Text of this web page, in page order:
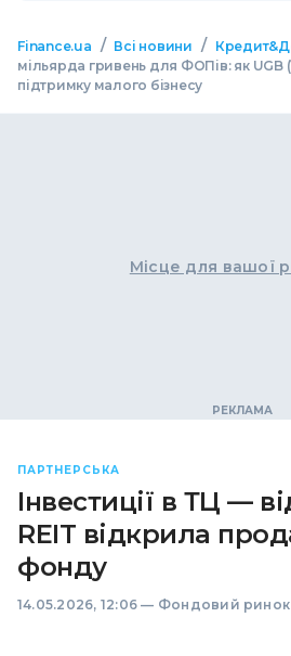
Finance.ua / Всі новини /
мільярда гривень для ФОПів: як UGB
підтримку малого бізнесу
Місце для вашої
ПАРТНЕРСЬКА
Інвестиції в ТЦ —
REIT відкрила
фонду
14.05.2026, 12:06 — Фондовий ринок